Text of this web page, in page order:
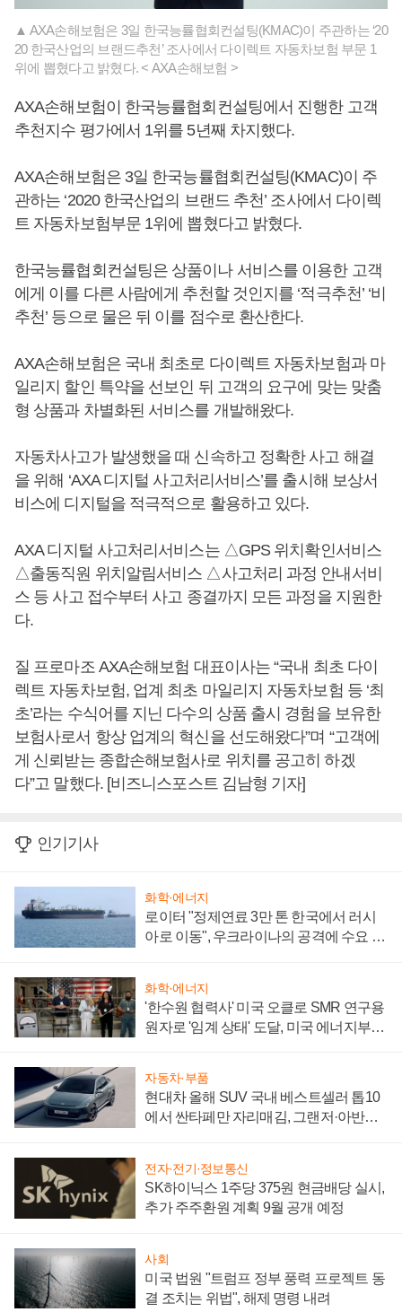
▲ AXA손해보험은 3일 한국능률협회컨설팅(KMAC)이 주관하는 ‘20
20 한국산업의 브랜드추천’ 조사에서 다이렉트 자동차보험 부문 1
위에 뽑혔다고 밝혔다. < AXA손해보험 >
AXA손해보험이 한국능률협회컨설팅에서 진행한 고객
추천지수 평가에서 1위를 5년째 차지했다.
AXA손해보험은 3일 한국능률협회컨설팅(KMAC)이 주
관하는 ‘2020 한국산업의 브랜드 추천’ 조사에서 다이렉
트 자동차보험부문 1위에 뽑혔다고 밝혔다.
한국능률협회컨설팅은 상품이나 서비스를 이용한 고객
에게 이를 다른 사람에게 추천할 것인지를 ‘적극추천’ ‘비
추천’ 등으로 물은 뒤 이를 점수로 환산한다.
AXA손해보험은 국내 최초로 다이렉트 자동차보험과 마
일리지 할인 특약을 선보인 뒤 고객의 요구에 맞는 맞춤
형 상품과 차별화된 서비스를 개발해왔다.
자동차사고가 발생했을 때 신속하고 정확한 사고 해결
을 위해 ‘AXA 디지털 사고처리서비스’를 출시해 보상서
비스에 디지털을 적극적으로 활용하고 있다.
AXA 디지털 사고처리서비스는 △GPS 위치확인서비스
△출동직원 위치알림서비스 △사고처리 과정 안내서비
스 등 사고 접수부터 사고 종결까지 모든 과정을 지원한
다.
질 프로마조 AXA손해보험 대표이사는 “국내 최초 다이
렉트 자동차보험, 업계 최초 마일리지 자동차보험 등 ‘최
초’라는 수식어를 지닌 다수의 상품 출시 경험을 보유한
보험사로서 항상 업계의 혁신을 선도해왔다”며 “고객에
게 신뢰받는 종합손해보험사로 위치를 공고히 하겠
다”고 말했다. [비즈니스포스트 김남형 기자]
인기기사
화학·에너지
로이터 "정제연료 3만 톤 한국에서 러시
아로 이동", 우크라이나의 공격에 수요 늘
화학·에너지
'한수원 협력사' 미국 오클로 SMR 연구용
원자로 '임계 상태' 도달, 미국 에너지부
자동차·부품
현대차 올해 SUV 국내 베스트셀러 톱10
에서 싼타페만 자리매김, 그랜저·아반떼
전자·전기·정보통신
SK하이닉스 1주당 375원 현금배당 실시,
추가 주주환원 계획 9월 공개 예정
사회
미국 법원 "트럼프 정부 풍력 프로젝트 동
결 조치는 위법", 해제 명령 내려